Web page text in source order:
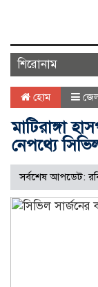
শিরোনাম
হোম
মাটিরাঙ্গা
নেপথ্যে
সর্বশেষ আপডেট: